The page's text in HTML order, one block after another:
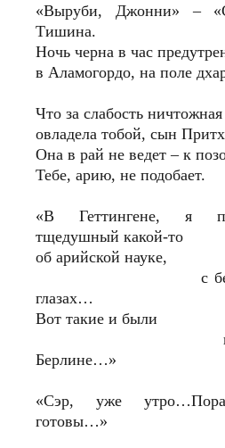
«Выруби, Джонни» –
Тишина.
Ночь черна в час
в Аламогордо, на поле
Что за слабость
овладела тобой, сын
Она в рай не ведет – к
Тебе, арию, не подобает.
«В Геттингене, я
тщедушный какой-то
об арийской науке,
с
глазах…
Вот такие и были
недавно у
Берлине…»
«Сэр, уже
готовы…»